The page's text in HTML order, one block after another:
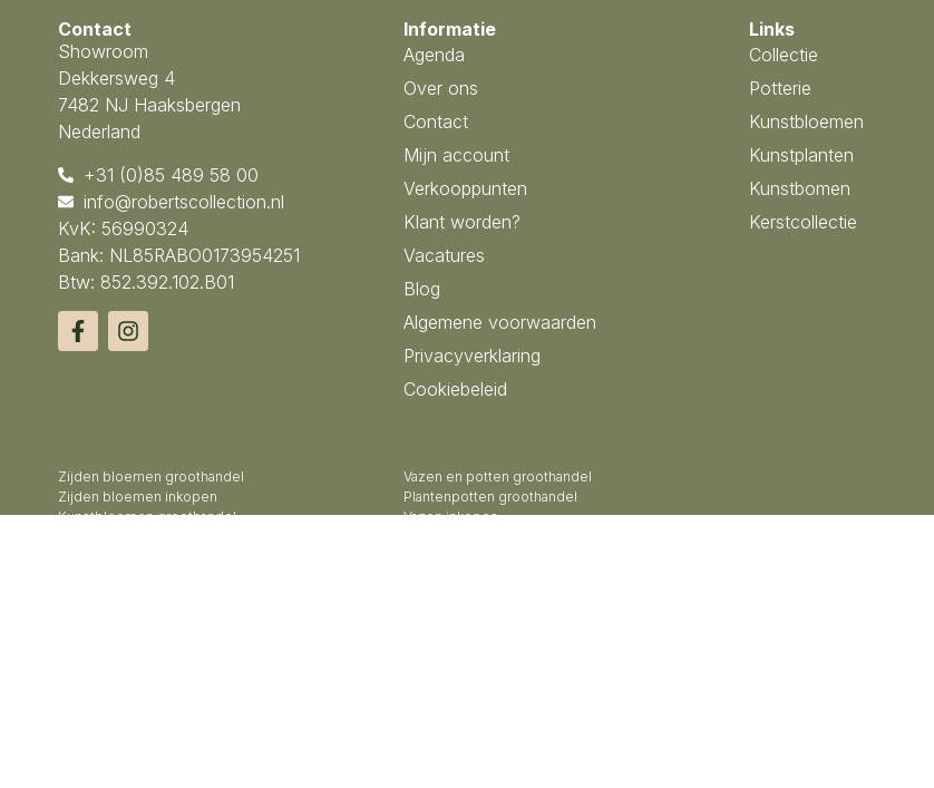
Contact
Showroom
Dekkersweg 4
7482 NJ Haaksbergen
Nederland
+31 (0)85 489 58 00
info@robertscollection.nl
KvK: 56990324
Bank: NL85RABO0173954251
Btw: 852.392.102.B01
Informatie
Agenda
Over ons
Contact
Mijn account
Verkooppunten
Klant worden?
Vacatures
Blog
Algemene voorwaarden
Privacyverklaring
Cookiebeleid
Links
Collectie
Potterie
Kunstbloemen
Kunstplanten
Kunstbomen
Kerstcollectie
Zijden bloemen groothandel
Zijden bloemen inkopen
Kunstbloemen groothandel
Vazen en potten groothandel
Plantenpotten groothandel
Vazen inkopen